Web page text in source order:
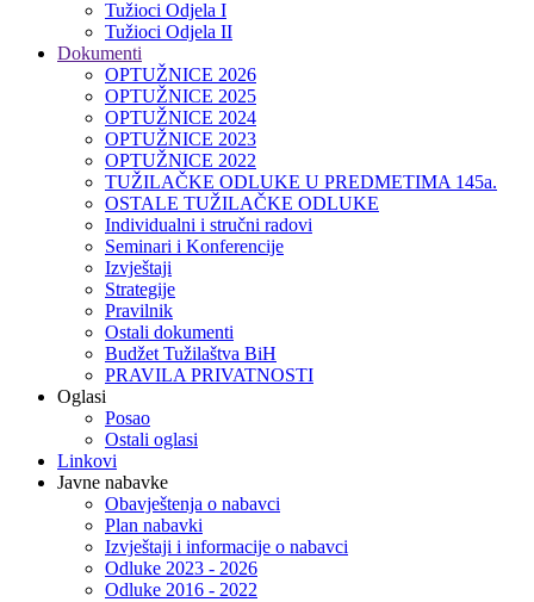
Tužioci Odjela I
Tužioci Odjela II
Dokumenti
OPTUŽNICE 2026
OPTUŽNICE 2025
OPTUŽNICE 2024
OPTUŽNICE 2023
OPTUŽNICE 2022
TUŽILAČKE ODLUKE U PREDMETIMA 145a.
OSTALE TUŽILAČKE ODLUKE
Individualni i stručni radovi
Seminari i Konferencije
Izvještaji
Strategije
Pravilnik
Ostali dokumenti
Budžet Tužilaštva BiH
PRAVILA PRIVATNOSTI
Oglasi
Posao
Ostali oglasi
Linkovi
Javne nabavke
Obavještenja o nabavci
Plan nabavki
Izvještaji i informacije o nabavci
Odluke 2023 - 2026
Odluke 2016 - 2022